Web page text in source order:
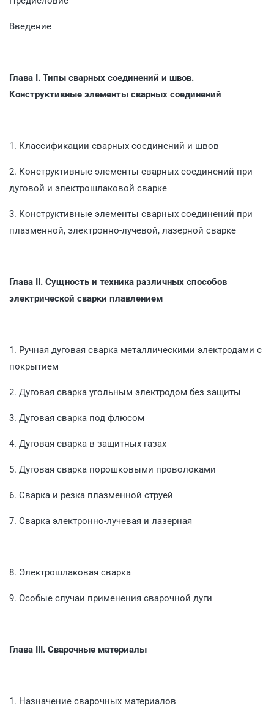
Введение
Глава I. Типы сварных соединений и швов.
Конструктивные элементы сварных соединений
1. Классификации сварных соединений и швов
2. Конструктивные элементы сварных соединений при
дуго­вой и электрошлаковой сварке
3. Конструктивные элементы сварных соединений при
плаз­менной, электронно-лучевой, лазерной сварке
Глава II. Сущность и техника различных способов
электрической сварки плавлением
1. Ручная дуговая сварка металлическими электродами с
покрытием
2. Дуговая сварка угольным электродом без защиты
3. Дуговая сварка под флюсом
4. Дуговая сварка в защитных газах
5. Дуговая сварка порошковыми проволоками
6. Сварка и резка плазменной струей
7. Сварка электронно-лучевая и лазерная
8. Электрошлаковая сварка
9. Особые случаи применения сварочной дуги
Глава III. Сварочные материалы
1. Назначение сварочных материалов